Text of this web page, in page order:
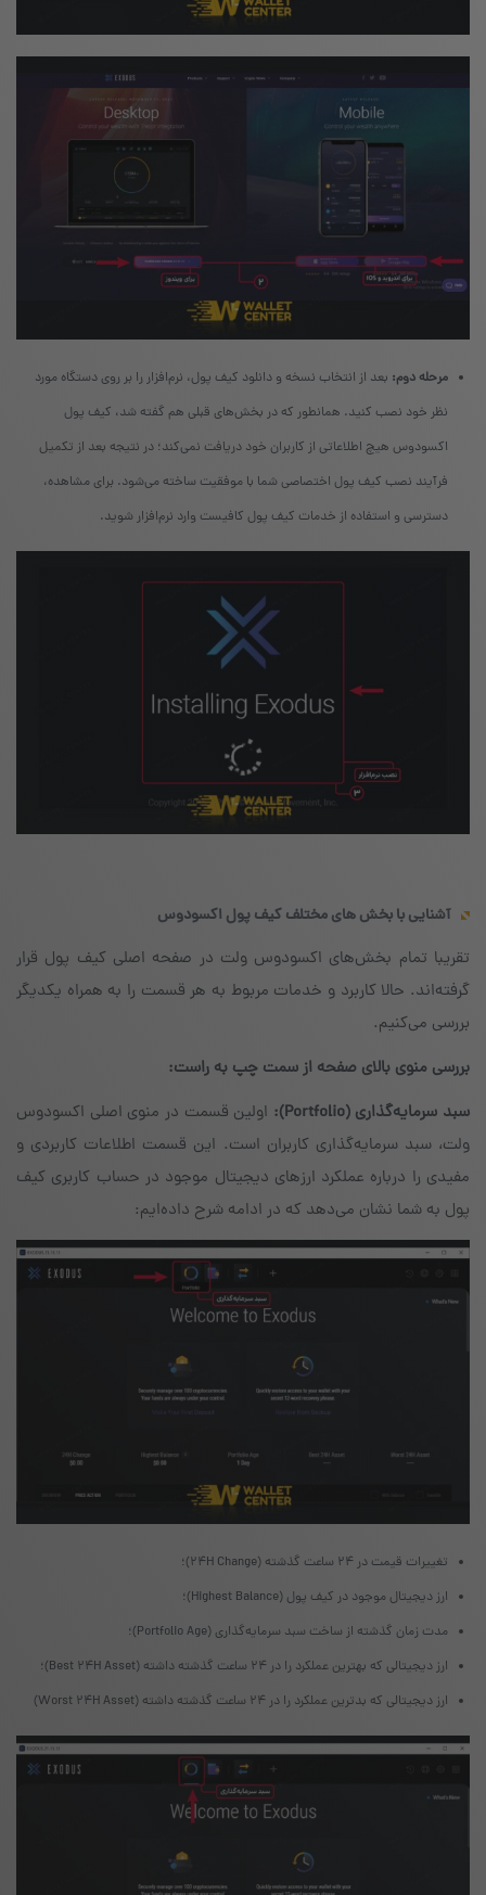
مرحله دوم: بعد از انتخاب نسخه و دانلود کیف پول، نرم‌افزار را بر روی دستگاه مورد
نظر خود نصب کنید. همانطور که در بخش‌های قبلی هم گفته شد، کیف پول
اکسودوس هیچ اطلاعاتی از کاربران خود دریافت نمی‌کند؛ در نتیجه بعد از تکمیل
فرآیند نصب کیف پول اختصاصی شما با موفقیت ساخته می‌شود. برای مشاهده،
دسترسی و استفاده از خدمات کیف پول کافیست وارد نرم‌افزار شوید.
آشنایی با بخش ‌های مختلف کیف پول اکسودوس
تقریبا تمام بخش‌های اکسودوس ولت در صفحه‌ اصلی کیف پول قرار
گرفته‌اند. حالا کاربرد و خدمات مربوط به هر قسمت را به همراه یکدیگر
بررسی می‌کنیم.
بررسی منوی بالای صفحه از سمت چپ به راست:
سبد سرمایه‌گذاری(Portfolio)
: اولین قسمت در منوی اصلی اکسودوس
ولت، سبد سرمایه‌گذاری کاربران است. این قسمت اطلاعات کاربردی و
مفیدی را درباره عملکرد ارزهای دیجیتال موجود در حساب کاربری کیف
پول به شما نشان می‌دهد که در ادامه شرح داده‌ایم:
تغییرات قیمت در ۲۴ ساعت گذشته (24H Change)؛
ارز دیجیتال موجود در کیف پول (Highest Balance)؛
مدت زمان گذشته از ساخت سبد سرمایه‌گذاری (Portfolio Age)؛
ارز دیجیتالی که بهترین عملکرد را در ۲۴ ساعت گذشته داشته (Best 24H Asset)؛
ارز دیجیتالی که بدترین عملکرد را در ۲۴ ساعت گذشته داشته (Worst 24H Asset)